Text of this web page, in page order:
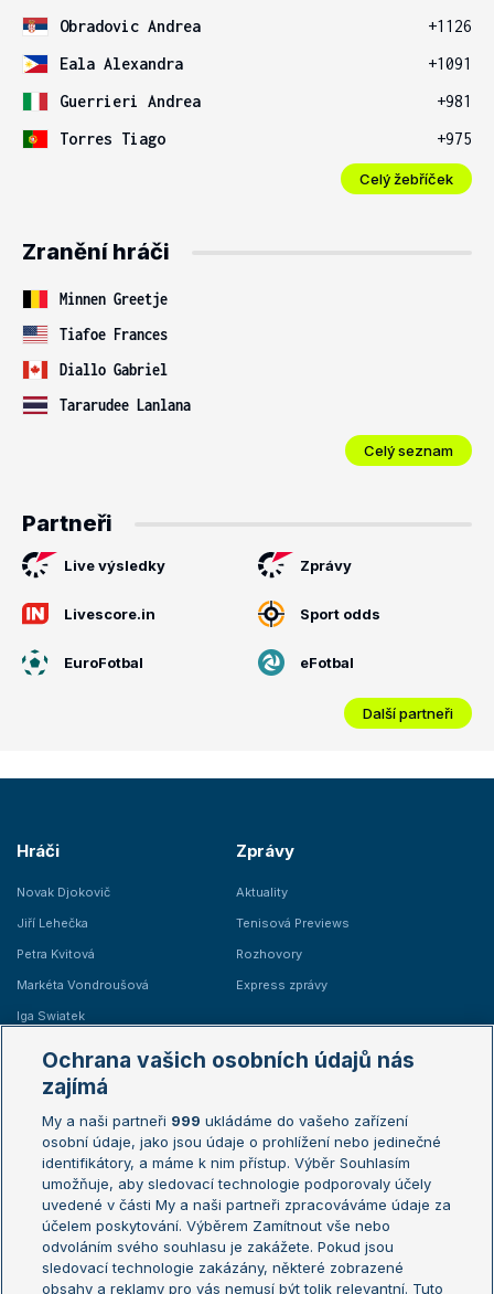
Obradovic Andrea
+1126
Eala Alexandra
+1091
Guerrieri Andrea
+981
Torres Tiago
+975
Celý žebříček
Zranění hráči
Minnen Greetje
Tiafoe Frances
Diallo Gabriel
Tararudee Lanlana
Celý seznam
Partneři
Live výsledky Zprávy
Livescore.in Sport odds
EuroFotbal eFotbal
Další partneři
Hráči
Novak Djokovič
Jiří Lehečka
Petra Kvitová
Markéta Vondroušová
Iga Swiatek
Zprávy
Aktuality
Tenisová Previews
Rozhovory
Express zprávy
Žebříčky
Žebříček ATP (muži)
Žebříček WTA (ženy)
Sázkařský žebříček
Australian Open
French Open
Wimbledon
US Open
Turnaj mistrů
Turnaj mistryň
Ochrana vašich osobních údajů nás
zajímá
My a naši partneři 999 ukládáme do vašeho zařízení
osobní údaje, jako jsou údaje o prohlížení nebo jedinečné
identifikátory, a máme k nim přístup. Výběr Souhlasím
umožňuje, aby sledovací technologie podporovaly účely
uvedené v části My a naši partneři zpracováváme údaje za
účelem poskytování. Výběrem Zamítnout vše nebo
odvoláním svého souhlasu je zakážete. Pokud jsou
sledovací technologie zakázány, některé zobrazené
obsahy a reklamy pro vás nemusí být tolik relevantní. Tuto